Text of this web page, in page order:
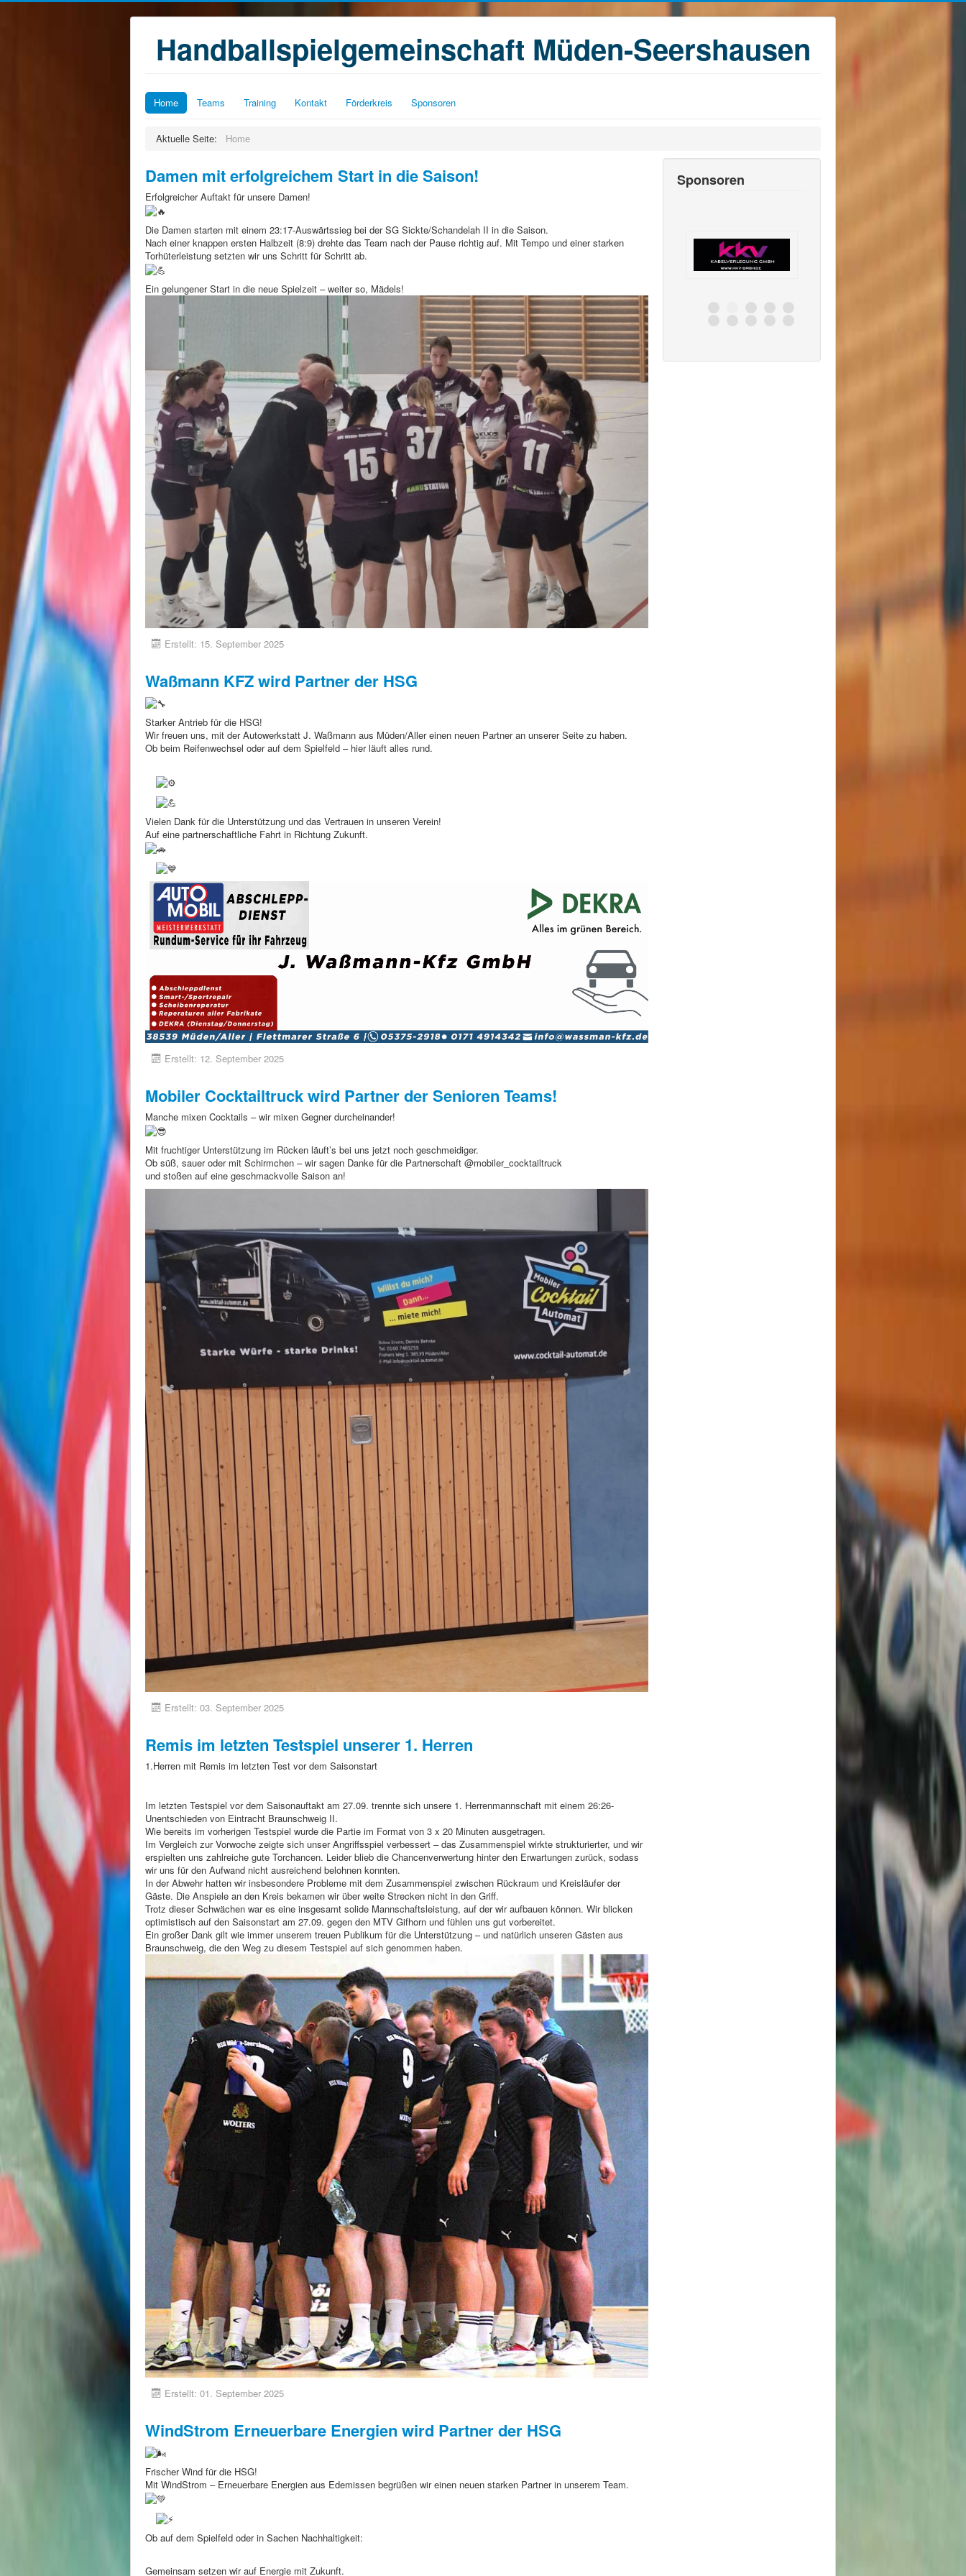
Handballspielgemeinschaft Müden-Seershausen
Home Teams Training Kontakt Förderkreis Sponsoren
Aktuelle Seite: Home
Damen mit erfolgreichem Start in die Saison!
Erfolgreicher Auftakt für unsere Damen!
Die Damen starten mit einem 23:17-Auswärtssieg bei der SG Sickte/Schandelah II in die Saison.
Nach einer knappen ersten Halbzeit (8:9) drehte das Team nach der Pause richtig auf. Mit Tempo und einer starken
Torhüterleistung setzten wir uns Schritt für Schritt ab.
Ein gelungener Start in die neue Spielzeit – weiter so, Mädels!
Erstellt: 15. September 2025
Waßmann KFZ wird Partner der HSG
Starker Antrieb für die HSG!
Wir freuen uns, mit der Autowerkstatt J. Waßmann aus Müden/Aller einen neuen Partner an unserer Seite zu haben.
Ob beim Reifenwechsel oder auf dem Spielfeld – hier läuft alles rund.
Vielen Dank für die Unterstützung und das Vertrauen in unseren Verein!
Auf eine partnerschaftliche Fahrt in Richtung Zukunft.
Erstellt: 12. September 2025
Mobiler Cocktailtruck wird Partner der Senioren Teams!
Manche mixen Cocktails – wir mixen Gegner durcheinander!
Mit fruchtiger Unterstützung im Rücken läuft’s bei uns jetzt noch geschmeidiger.
Ob süß, sauer oder mit Schirmchen – wir sagen Danke für die Partnerschaft @mobiler_cocktailtruck
und stoßen auf eine geschmackvolle Saison an!
Erstellt: 03. September 2025
Remis im letzten Testspiel unserer 1. Herren
1.Herren mit Remis im letzten Test vor dem Saisonstart
Im letzten Testspiel vor dem Saisonauftakt am 27.09. trennte sich unsere 1. Herrenmannschaft mit einem 26:26-
Unentschieden von Eintracht Braunschweig II.
Wie bereits im vorherigen Testspiel wurde die Partie im Format von 3 x 20 Minuten ausgetragen.
Im Vergleich zur Vorwoche zeigte sich unser Angriffsspiel verbessert – das Zusammenspiel wirkte strukturierter, und wir
erspielten uns zahlreiche gute Torchancen. Leider blieb die Chancenverwertung hinter den Erwartungen zurück, sodass
wir uns für den Aufwand nicht ausreichend belohnen konnten.
In der Abwehr hatten wir insbesondere Probleme mit dem Zusammenspiel zwischen Rückraum und Kreisläufer der
Gäste. Die Anspiele an den Kreis bekamen wir über weite Strecken nicht in den Griff.
Trotz dieser Schwächen war es eine insgesamt solide Mannschaftsleistung, auf der wir aufbauen können. Wir blicken
optimistisch auf den Saisonstart am 27.09. gegen den MTV Gifhorn und fühlen uns gut vorbereitet.
Ein großer Dank gilt wie immer unserem treuen Publikum für die Unterstützung – und natürlich unseren Gästen aus
Braunschweig, die den Weg zu diesem Testspiel auf sich genommen haben.
Erstellt: 01. September 2025
WindStrom Erneuerbare Energien wird Partner der HSG
Frischer Wind für die HSG!
Mit WindStrom – Erneuerbare Energien aus Edemissen begrüßen wir einen neuen starken Partner in unserem Team.
Ob auf dem Spielfeld oder in Sachen Nachhaltigkeit:
Gemeinsam setzen wir auf Energie mit Zukunft.
Sponsoren